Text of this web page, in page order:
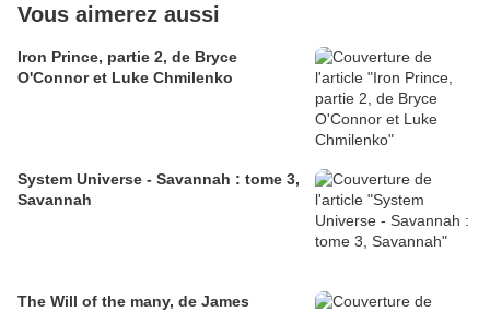
Vous aimerez aussi
Iron Prince, partie 2, de Bryce
O'Connor et Luke Chmilenko
System Universe - Savannah : tome 3,
Savannah
The Will of the many, de James